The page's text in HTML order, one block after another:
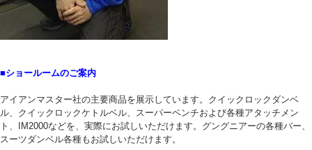
■ショールームのご案内
アイアンマスター社の主要商品を展示しています。クイックロックダンベ
ル、クイックロックケトルベル、スーパーベンチおよび各種アタッチメン
ト、IM2000などを、実際にお試しいただけます。グングニアーの各種バー、
スーツダンベル各種もお試しいただけます。